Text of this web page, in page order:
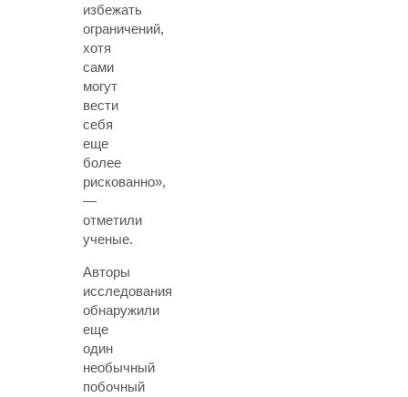
избежать
ограничений,
хотя
сами
могут
вести
себя
еще
более
рискованно»,
—
отметили
ученые.
Авторы
исследования
обнаружили
еще
один
необычный
побочный